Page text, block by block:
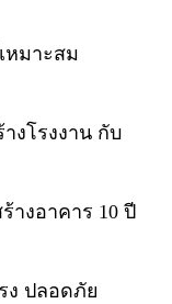
หมาะสม
งโรงงาน กับ
างอาคาร 10 ปี
ง ปลอดภัย